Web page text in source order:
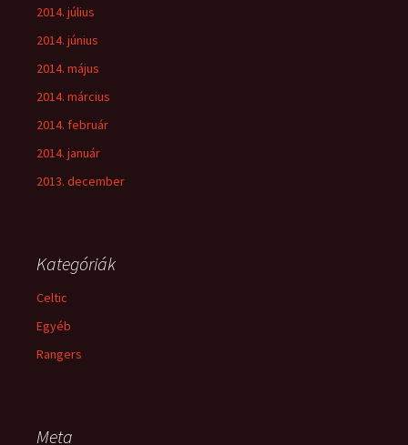
2014. július
2014. június
2014. május
2014. március
2014. február
2014. január
2013. december
Kategóriák
Celtic
Egyéb
Rangers
Meta